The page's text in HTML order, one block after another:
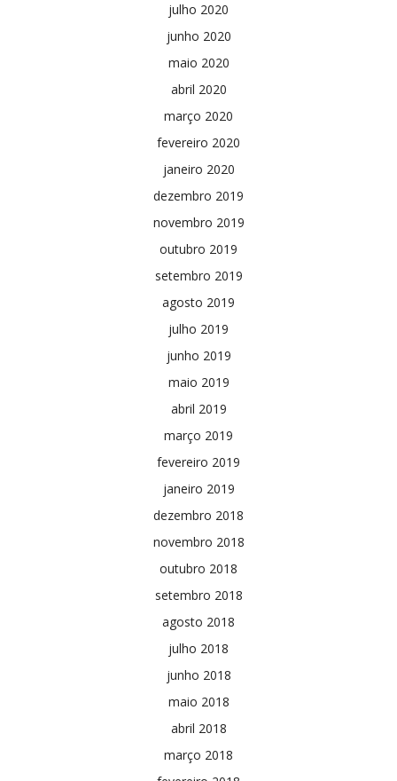
julho 2020
junho 2020
maio 2020
abril 2020
março 2020
fevereiro 2020
janeiro 2020
dezembro 2019
novembro 2019
outubro 2019
setembro 2019
agosto 2019
julho 2019
junho 2019
maio 2019
abril 2019
março 2019
fevereiro 2019
janeiro 2019
dezembro 2018
novembro 2018
outubro 2018
setembro 2018
agosto 2018
julho 2018
junho 2018
maio 2018
abril 2018
março 2018